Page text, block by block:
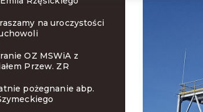
na uroczystości
OZ MSWiA z
Przew. ZR
pożegnanie abp.